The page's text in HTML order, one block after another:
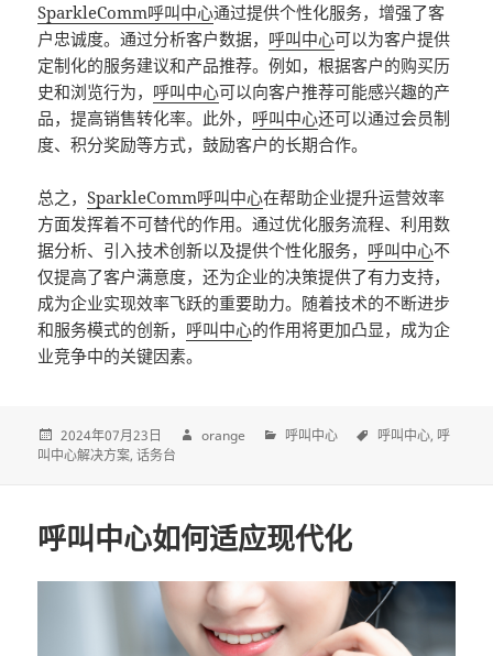
SparkleComm呼叫中心通过提供个性化服务，增强了客
户忠诚度。通过分析客户数据， 呼叫中心可以为客户提供
定制化的服务建议和产品推荐。例如，根据客户的购买历
史和浏览行为， 呼叫中心可以向客户推荐可能感兴趣的产
品，提高销售转化率。此外， 呼叫中心还可以通过会员制
度、积分奖励等方式，鼓励客户的长期合作。
总之，SparkleComm呼叫中心在帮助企业提升运营效率
方面发挥着不可替代的作用。通过优化服务流程、利用数
据分析、引入技术创新以及提供个性化服务， 呼叫中心不
仅提高了客户满意度，还为企业的决策提供了有力支持，
成为企业实现效率飞跃的重要助力。随着技术的不断进步
和服务模式的创新， 呼叫中心的作用将更加凸显，成为企
业竞争中的关键因素。
2024年07月23日 orange 呼叫中心 呼叫中心 呼
叫中心解决方案 话务台
呼叫中心如何适应现代化